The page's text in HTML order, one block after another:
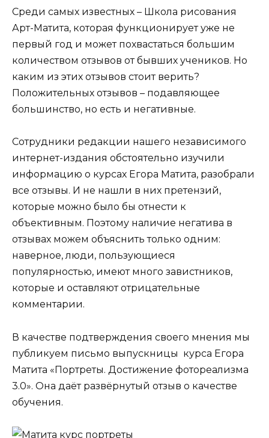
Среди самых известных – Школа рисования
Арт-Матита, которая функционирует уже не
первый год и может похвастаться большим
количеством отзывов от бывших учеников. Но
каким из этих отзывов стоит верить?
Положительных отзывов – подавляющее
большинство, но есть и негативные.
Сотрудники редакции нашего независимого
интернет-издания обстоятельно изучили
информацию о курсах Егора Матита, разобрали
все отзывы. И не нашли в них претензий,
которые можно было бы отнести к
объективным. Поэтому наличие негатива в
отзывах можем объяснить только одним:
наверное, люди, пользующиеся
популярностью, имеют много завистников,
которые и оставляют отрицательные
комментарии.
В качестве подтверждения своего мнения мы
публикуем письмо выпускницы курса Егора
Матита «Портреты. Достижение фотореализма
3.0». Она даёт развёрнутый отзыв о качестве
обучения.